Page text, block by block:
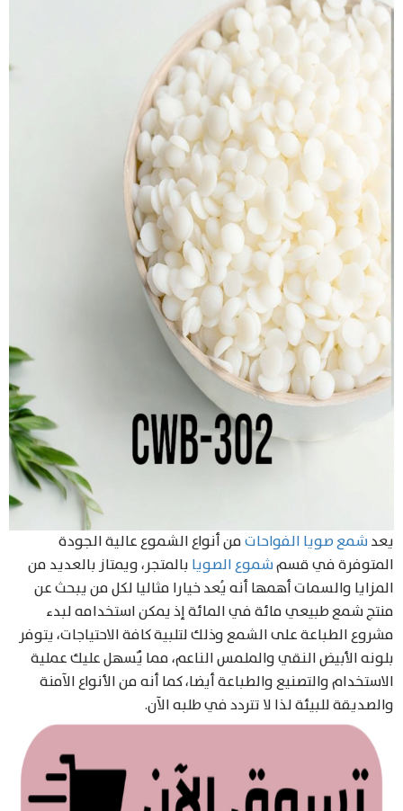
يعدشمع صويا الفواحاتمن أنواع الشموع عالية الجودة
المتوفرة في قسمشموع الصويا بالمتجر، ويمتاز بالعديد من
المزايا والسمات أهمها أنه يُعد خيارا مثاليا لكل من يبحث عن
منتج شمع طبيعي مائة في المائة إذ يمكن استخدامه لبدء
مشروع الطباعة على الشمع وذلك لتلبية كافة الاحتياجات، يتوفر
بلونه الأبيض النقي والملمس الناعم، مما يٌسهل عليك عملية
الاستخدام والتصنيع والطباعة أيضا، كما أنه من الأنواع الآمنة
والصديقة للبيئة لذا لا تتردد في طلبه الآن.